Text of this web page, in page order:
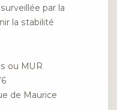
par la
la stabilité
ou MUR
de Maurice